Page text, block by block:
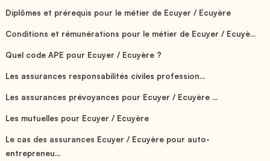
Diplômes et prérequis pour le métier de Ecuyer / Ecuyère
Conditions et rémunérations pour le métier de Ecuyer / Ecuyè...
Quel code APE pour Ecuyer / Ecuyère ?
Les assurances responsabilités civiles profession...
Les assurances prévoyances pour Ecuyer / Ecuyère ...
Les mutuelles pour Ecuyer / Ecuyère
Le cas des assurances Ecuyer / Ecuyère pour auto-
entrepreneu...